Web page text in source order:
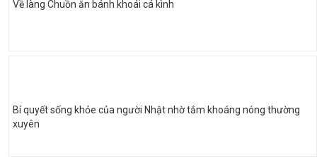
Về làng Chuồn ăn bánh khoái cá kình
Bí quyết sống khỏe của người Nhật nhờ tắm khoáng nóng thường
xuyên